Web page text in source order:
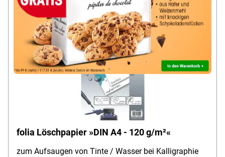
folia Löschpapier »DIN A4 - 120 g/m²«
zum Aufsaugen von Tinte / Wasser bei Kalligraphie